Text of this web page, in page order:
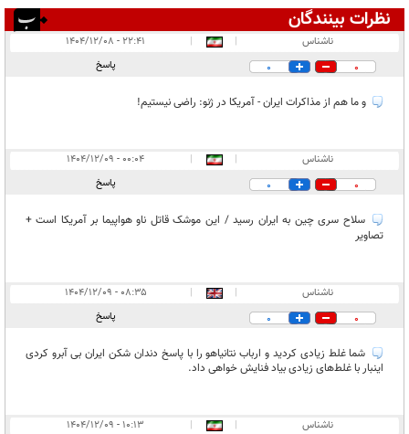
نظرات بینندگان
در انتظار بررسی:
ناشناس |
|
۲۲:۴۱ - ۱۴۰۴/۱۲/۰۸
0
0 پاسخ
و ما هم از مذاکرات ایران - آمریکا در ژنو: راضی نیستیم!
ناشناس |
|
۰۰:۰۴ - ۱۴۰۴/۱۲/۰۹
0
0 پاسخ
سلاح سری چین به ایران رسید / این موشک قاتل ناو هواپیما بر آمریکا است +
تصاویر
ناشناس |
|
۰۸:۳۵ - ۱۴۰۴/۱۲/۰۹
0
0 پاسخ
شما غلط زیادی کردید و ارباب نتانیاهو را با پاسخ دندان شکن ایران بی آبرو کردی
اینبار با غلط‌های زیادی بیاد فنایش خواهی داد.
ناشناس |
|
۱۰:۱۳ - ۱۴۰۴/۱۲/۰۹